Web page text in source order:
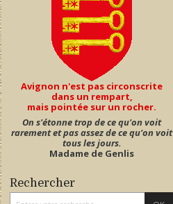
Avignon n'est pas circonscrite
dans un rempart,
mais pointée sur un rocher.
On s'étonne trop de ce qu'on voit
rarement et pas assez de ce qu'on voit
tous les jours.
Madame de Genlis
Rechercher